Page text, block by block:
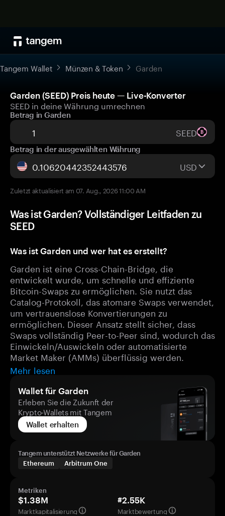
Tangem Wallet Münzen & Token Garden
Garden (SEED) Preis heute — Live-Konverter
SEED in deine Währung umrechnen
Betrag in Garden
SEED
Betrag in der ausgewählten Währung
USD
Zuletzt aktualisiert am 07. Aug., 2026 11:00 AM
Was ist Garden? Vollständiger Leitfaden zu
SEED
Was ist Garden und wer hat es erstellt?
Garden ist eine Cross-Chain-Bridge, die
entwickelt wurde, um schnelle und effiziente
Bitcoin-Swaps zu ermöglichen. Sie nutzt das
Catalog-Protokoll, das atomare Swaps verwendet,
um vertrauenslose Konvertierungen zu
ermöglichen. Dieser Ansatz stellt sicher, dass
Swaps vollständig Peer-to-Peer sind, wodurch das
Einwickeln/Auswickeln oder automatisierte
Market Maker (AMMs) überflüssig werden.
Mehr lesen
Wallet für Garden
Erleben Sie die Zukunft der
Krypto-Wallets mit Tangem
Wallet erhalten
Tangem unterstützt Netzwerke für Garden
Ethereum
Arbitrum One
Metriken
$1.38M
Marktkapitalisierung
#2.55K
Marktbewertung